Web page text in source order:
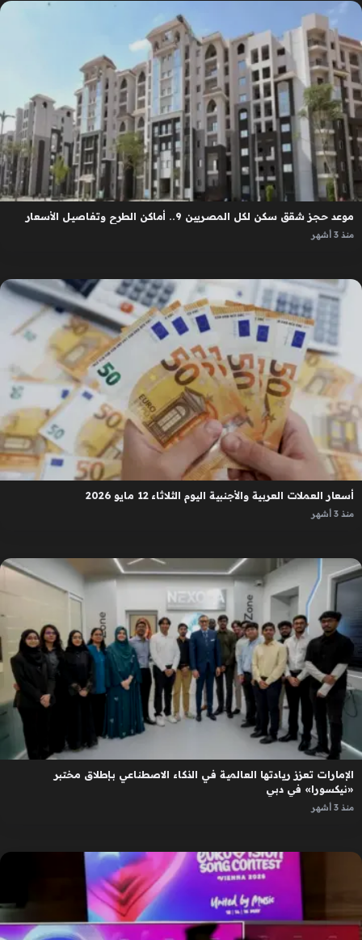
موعد حجز شقق سكن لكل المصريين 9.. أماكن الطرح وتفاصيل الأسعار
منذ 3 أشهر
أسعار العملات العربية والأجنبية اليوم الثلاثاء 12 مايو 2026
منذ 3 أشهر
الإمارات تعزز ريادتها العالمية في الذكاء الاصطناعي بإطلاق مختبر
«نيكسورا» في دبي
منذ 3 أشهر